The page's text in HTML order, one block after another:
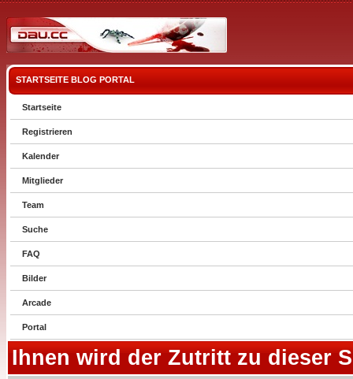
STARTSEITE BLOG PORTAL
Startseite
Registrieren
Kalender
Mitglieder
Team
Suche
FAQ
Bilder
Arcade
Portal
Ihnen wird der Zutritt zu dieser